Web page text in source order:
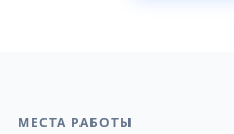
МЕСТА РАБОТЫ